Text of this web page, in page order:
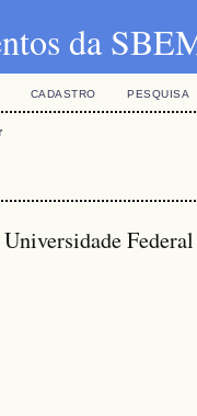
da
CADASTRO PESQUISA